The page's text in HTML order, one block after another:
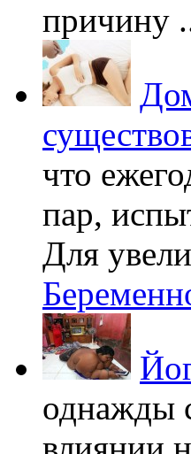
причину
что
пар,
Для
однажды